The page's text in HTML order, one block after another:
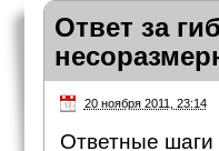
Ответ за
20 ноября 2011, 23:14
Ответные шаги